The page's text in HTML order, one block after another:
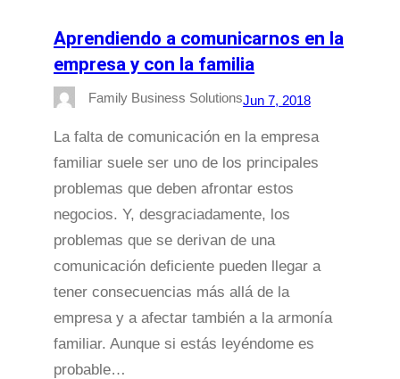
Aprendiendo a comunicarnos en la
empresa y con la familia
Family Business SolutionsJun 7, 2018
La falta de comunicación en la empresa
familiar suele ser uno de los principales
problemas que deben afrontar estos
negocios. Y, desgraciadamente, los
problemas que se derivan de una
comunicación deficiente pueden llegar a
tener consecuencias más allá de la
empresa y a afectar también a la armonía
familiar. Aunque si estás leyéndome es
probable…